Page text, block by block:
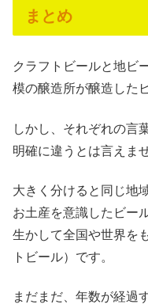
まとめ
クラフトビールと地ビ
模の醸造所が醸造した
しかし、それぞれの言
明確に違うとは言えま
大きく分けると同じ地
お土産を意識したビー
生かして全国や世界を
トビール）です。
まだまだ、年数が経過